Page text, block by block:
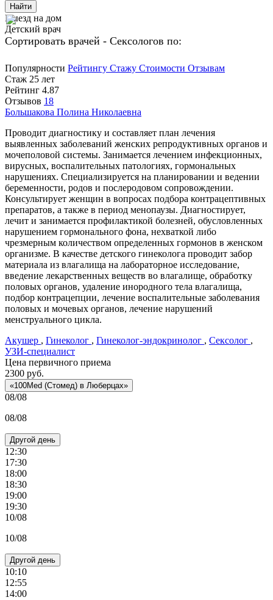
Найти
Выезд на дом
Детский врач
Сортировать врачей - Сексологов по:
Популярности Рейтингу Стажу Стоимости Отзывам
Стаж 25 лет
Рейтинг 4.87
Отзывов 18
Большакова Полина Николаевна
Проводит диагностику и составляет план лечения
выявленных заболеваний женских репродуктивных органов и
мочеполовой системы. Занимается лечением инфекционных,
вирусных, воспалительных патологиях, гормональных
нарушениях. Специализируется на планировании и ведении
беременности, родов и послеродовом сопровождении.
Консультирует женщин в вопросах подбора контрацептивных
препаратов, а также в период менопаузы. Диагностирует,
лечит и занимается профилактикой болезней, обусловленных
нарушением гормонального фона, нехваткой либо
чрезмерным количеством определенных гормонов в женском
организме. В качестве детского гинеколога проводит забор
материала из влагалища на лабораторное исследование,
введение лекарственных веществ во влагалище, обработку
половых органов, удаление инородного тела влагалища,
подбор контрацепции, лечение воспалительные заболевания
половых и мочевых органов, лечение нарушений
менструального цикла.
Акушер , Гинеколог , Гинеколог-эндокринолог , Сексолог ,
УЗИ-специалист
Цена первичного приема
2300 руб.
«100Med (Стомед) в Люберцах»
08/08
08/08
Другой день
12:30
17:30
18:00
18:30
19:00
19:30
10/08
10/08
Другой день
10:10
12:55
14:00